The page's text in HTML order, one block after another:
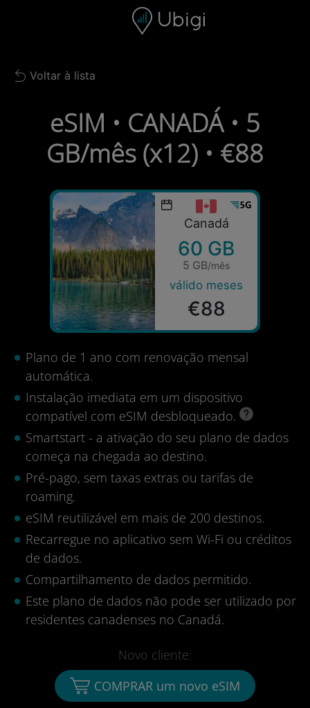
Barra de navegação
Back to list
Voltar à lista
eSIM • CANADÁ • 5
GB/mês (x12) • €88
Canadá
60 GB
5 GB/mês
válido meses
€88
Plano de 1 ano com renovação mensal
automática.
Instalação imediata em um dispositivo
compatível com eSIM desbloqueado.
Smartstart - a ativação do seu plano de dados
começa na chegada ao destino.
Pré-pago, sem taxas extras ou tarifas de
roaming.
eSIM reutilizável em mais de 200 destinos.
Recarregue no aplicativo sem Wi-Fi ou créditos
de dados.
Compartilhamento de dados permitido.
Este plano de dados não pode ser utilizado por
residentes canadenses no Canadá.
Novo cliente:
COMPRAR um novo eSIM